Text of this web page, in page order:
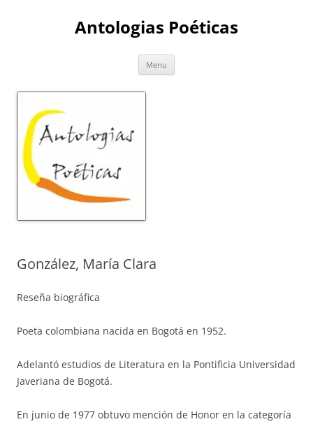
Antologias Poéticas
Menu
González, María Clara
Reseña biográfica
Poeta colombiana nacida en Bogotá en 1952.
Adelantó estudios de Literatura en la Pontificia Universidad
Javeriana de Bogotá.
En junio de 1977 obtuvo mención de Honor en la categoría